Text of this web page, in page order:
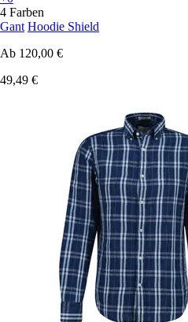
4 Farben
Gant Hoodie Shield
Ab 120,00 €
49,49 €